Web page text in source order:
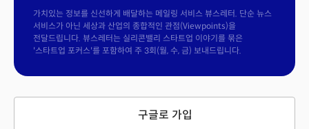
가치있는 정보를 신선하게 배달하는 메일링 서비스 뷰스레터. 단순 뉴스
서비스가 아닌 세상과 산업의 종합적인 관점(Viewpoints)을
전달드립니다. 뷰스레터는 실리콘밸리 스타트업 이야기를 묶은
'스타트업 포커스'를 포함하여 주 3회(월, 수, 금) 보내드립니다.
구글로 가입